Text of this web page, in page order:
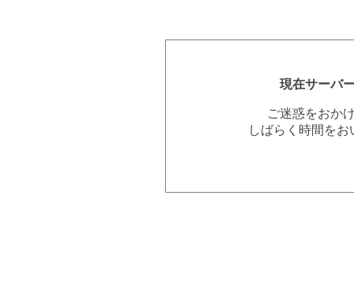
現在サーバ
ご迷惑をおか
しばらく時間を